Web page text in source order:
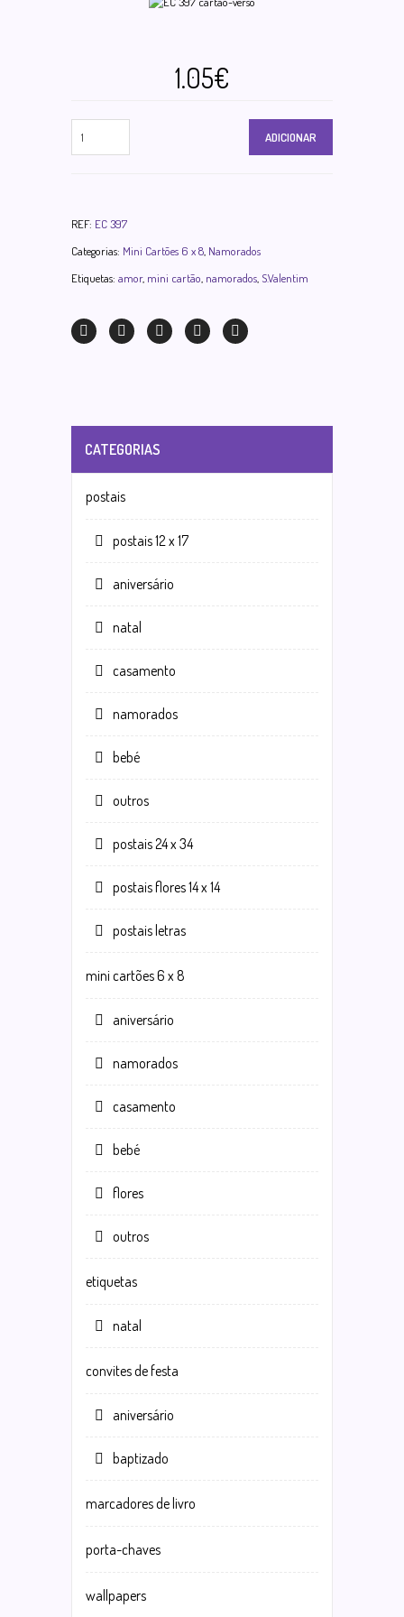
1.05€
ADICIONAR
REF: EC 397
Categorias: Mini Cartões 6 x 8 Namorados
Etiquetas: amor, mini cartão namorados S.Valentim
CATEGORIAS
postais
postais 12 x 17
aniversário
natal
casamento
namorados
bebé
outros
postais 24 x 34
postais flores 14 x 14
postais letras
mini cartões 6 x 8
aniversário
namorados
casamento
bebé
flores
outros
etiquetas
natal
convites de festa
aniversário
baptizado
marcadores de livro
porta-chaves
wallpapers